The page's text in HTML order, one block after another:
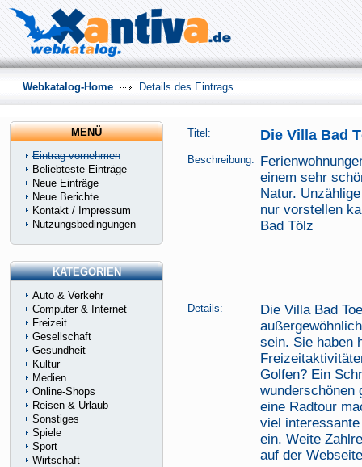
Titel: Die Villa Bad
Beschreibung:
einem sehr
Natur.
nur vorstellen
Bad Tölz
Details:
Die Villa Bad
sein. Sie haben
Golfen? Ein
wunderschönen
eine Radtour
viel
ein. Weite
auf der
Webkatalog-Home Details des Eintrags
MENÜ
Eintrag vornehmen
Beliebteste Einträge
Neue Einträge
Neue Berichte
Kontakt / Impressum
Nutzungsbedingungen
KATEGORIEN
Auto & Verkehr
Computer & Internet
Freizeit
Gesellschaft
Gesundheit
Kultur
Medien
Online-Shops
Reisen & Urlaub
Sonstiges
Spiele
Sport
Wirtschaft